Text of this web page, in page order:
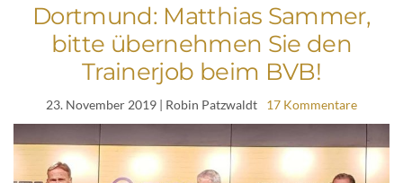
Dortmund: Matthias Sammer,
bitte übernehmen Sie den
Trainerjob beim BVB!
23. November 2019 | Robin Patzwaldt 17 Kommentare